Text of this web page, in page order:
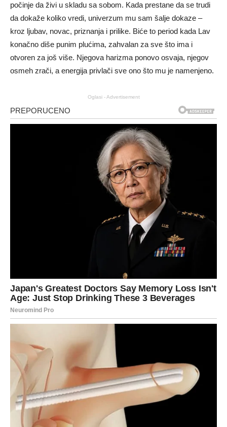
počinje da živi u skladu sa sobom. Kada prestane da se trudi
da dokaže koliko vredi, univerzum mu sam šalje dokaze –
kroz ljubav, novac, priznanja i prilike. Biće to period kada Lav
konačno diše punim plućima, zahvalan za sve što ima i
otvoren za još više. Njegova harizma ponovo osvaja, njegov
osmeh zrači, a energija privlači sve ono što mu je namenjeno.
Oglasi - Advertisement